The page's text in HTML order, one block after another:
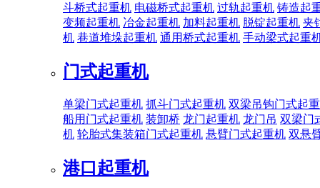
斗桥式起重机 电磁桥式起重机 过轨起重机 铸造起
变频起重机 冶金起重机 加料起重机 脱锭起重机 夹
机 巷道堆垛起重机 通用桥式起重机 手动梁式起重
门式起重机
单梁门式起重机 抓斗门式起重机 双梁吊钩门式起
船用门式起重机 装卸桥 龙门起重机 龙门吊 双梁门
机 轮胎式集装箱门式起重机 悬臂门式起重机 双悬
港口起重机